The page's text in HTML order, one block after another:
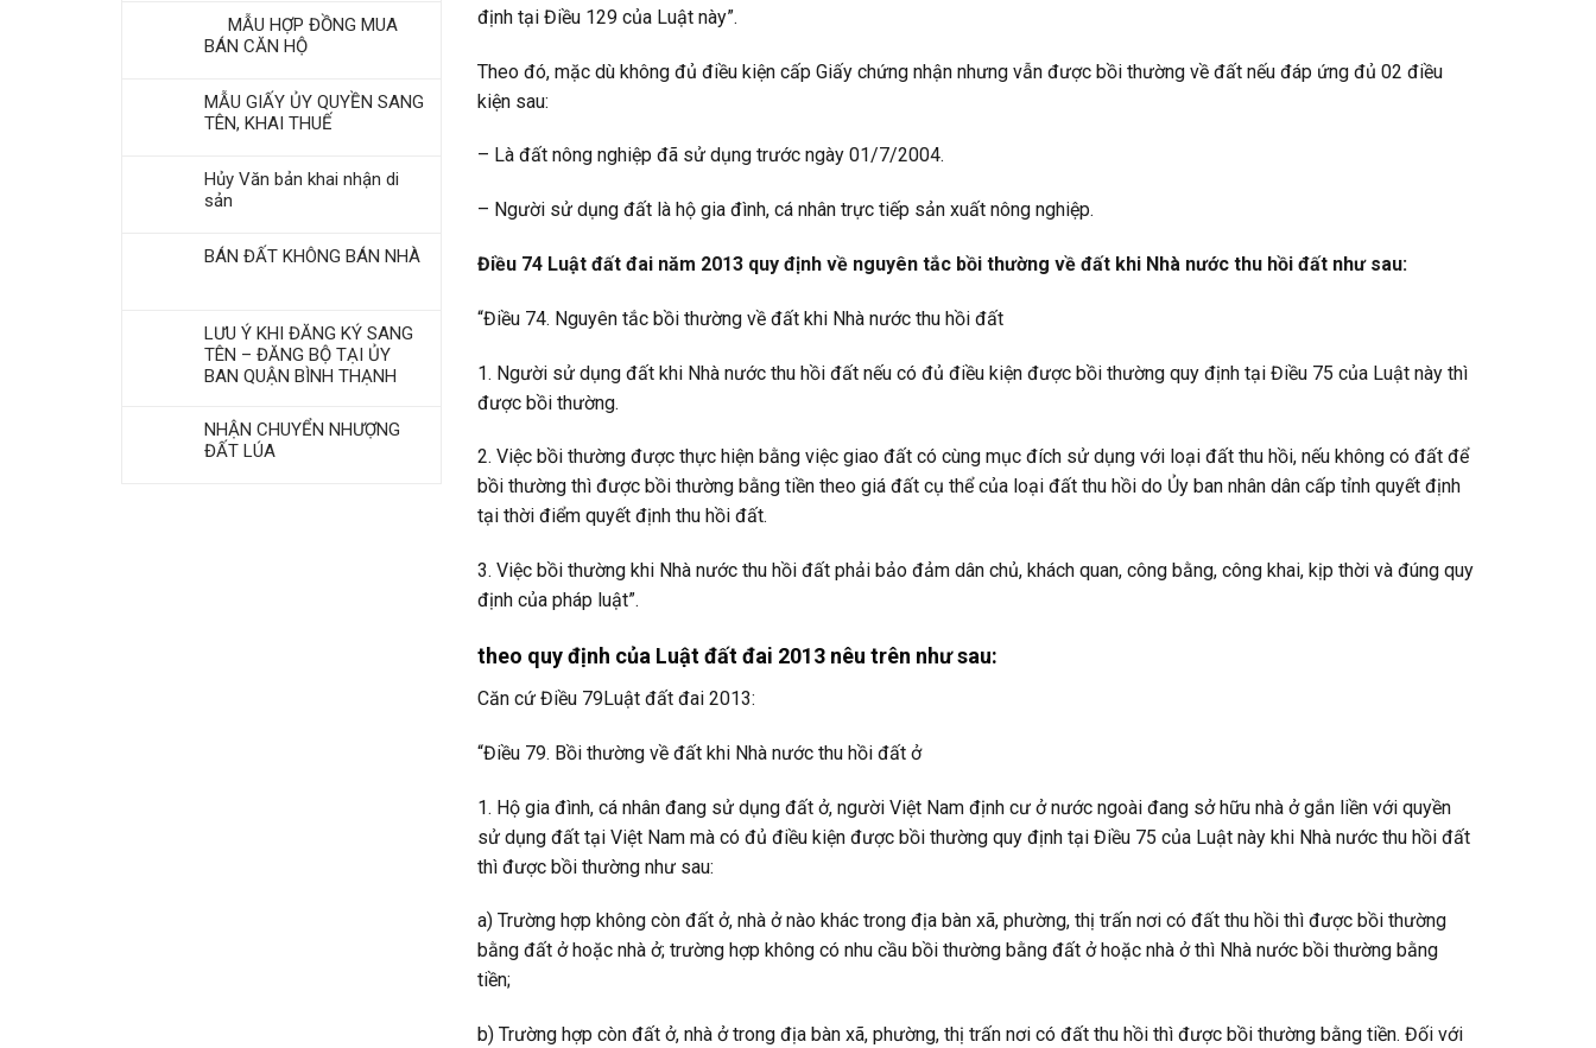
MẪU HỢP ĐỒNG MUA
BÁN CĂN HỘ
MẪU GIẤY ỦY QUYỀN SANG
TÊN, KHAI THUẾ
Hủy Văn bản khai nhận di
sản
BÁN ĐẤT KHÔNG BÁN NHÀ
LƯU Ý KHI ĐĂNG KÝ SANG
TÊN – ĐĂNG BỘ TẠI ỦY
BAN QUẬN BÌNH THẠNH
NHẬN CHUYỂN NHƯỢNG
ĐẤT LÚA
định tại Điều 129 của Luật này”.
Theo đó, mặc dù không đủ điều kiện cấp Giấy chứng nhận nhưng vẫn được bồi thường về đất nếu đáp ứng đủ 02 điều
kiện sau:
– Là đất nông nghiệp đã sử dụng trước ngày 01/7/2004.
– Người sử dụng đất là hộ gia đình, cá nhân trực tiếp sản xuất nông nghiệp.
Điều 74 Luật đất đai năm 2013 quy định về nguyên tắc bồi thường về đất khi Nhà nước thu hồi đất như sau:
“Điều 74. Nguyên tắc bồi thường về đất khi Nhà nước thu hồi đất
1. Người sử dụng đất khi Nhà nước thu hồi đất nếu có đủ điều kiện được bồi thường quy định tại Điều 75 của Luật này thì
được bồi thường.
2. Việc bồi thường được thực hiện bằng việc giao đất có cùng mục đích sử dụng với loại đất thu hồi, nếu không có đất để
bồi thường thì được bồi thường bằng tiền theo giá đất cụ thể của loại đất thu hồi do Ủy ban nhân dân cấp tỉnh quyết định
tại thời điểm quyết định thu hồi đất.
3. Việc bồi thường khi Nhà nước thu hồi đất phải bảo đảm dân chủ, khách quan, công bằng, công khai, kịp thời và đúng quy
định của pháp luật”.
theo quy định của Luật đất đai 2013 nêu trên như sau:
Căn cứ Điều 79Luật đất đai 2013:
“Điều 79. Bồi thường về đất khi Nhà nước thu hồi đất ở
1. Hộ gia đình, cá nhân đang sử dụng đất ở, người Việt Nam định cư ở nước ngoài đang sở hữu nhà ở gắn liền với quyền
sử dụng đất tại Việt Nam mà có đủ điều kiện được bồi thường quy định tại Điều 75 của Luật này khi Nhà nước thu hồi đất
thì được bồi thường như sau:
a) Trường hợp không còn đất ở, nhà ở nào khác trong địa bàn xã, phường, thị trấn nơi có đất thu hồi thì được bồi thường
bằng đất ở hoặc nhà ở; trường hợp không có nhu cầu bồi thường bằng đất ở hoặc nhà ở thì Nhà nước bồi thường bằng
tiền;
b) Trường hợp còn đất ở, nhà ở trong địa bàn xã, phường, thị trấn nơi có đất thu hồi thì được bồi thường bằng tiền. Đối với